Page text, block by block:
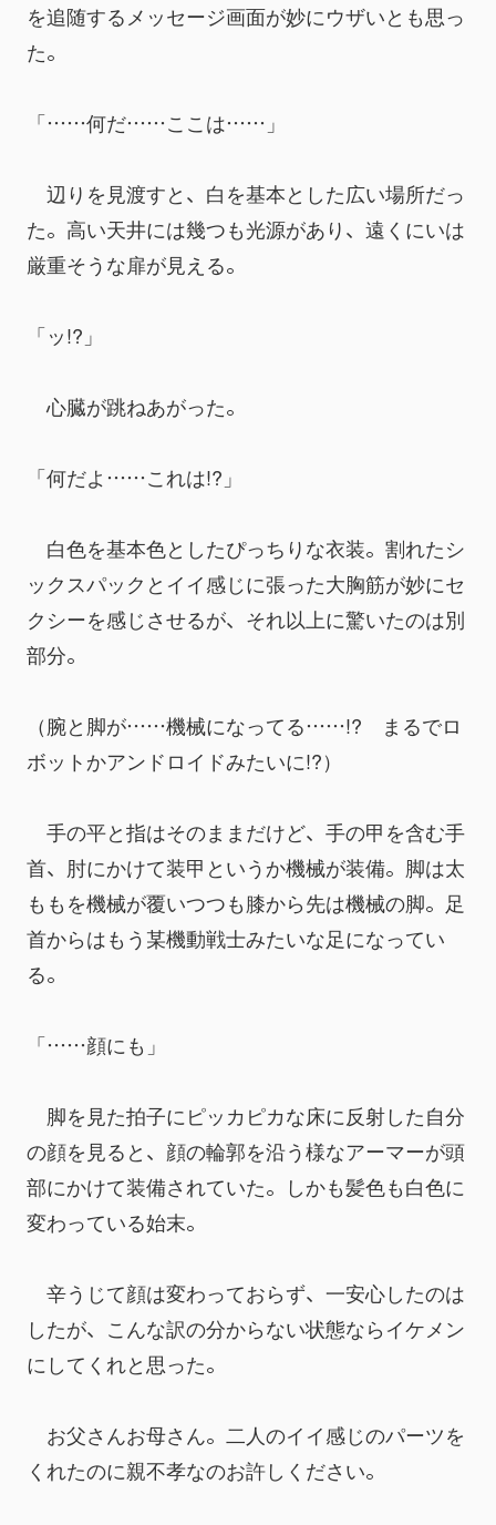
を追随するメッセージ画面が妙にウザいとも思っ
た。
「……何だ……ここは……」
辺りを見渡すと、白を基本とした広い場所だっ
た。高い天井には幾つも光源があり、遠くにいは
厳重そうな扉が見える。
「ッ!?」
心臓が跳ねあがった。
「何だよ……これは!?」
白色を基本色としたぴっちりな衣装。割れたシ
ックスパックとイイ感じに張った大胸筋が妙にセ
クシーを感じさせるが、それ以上に驚いたのは別
部分。
（腕と脚が……機械になってる……!?　まるでロ
ボットかアンドロイドみたいに!?）
手の平と指はそのままだけど、手の甲を含む手
首、肘にかけて装甲というか機械が装備。脚は太
ももを機械が覆いつつも膝から先は機械の脚。足
首からはもう某機動戦士みたいな足になってい
る。
「……顔にも」
脚を見た拍子にピッカピカな床に反射した自分
の顔を見ると、顔の輪郭を沿う様なアーマーが頭
部にかけて装備されていた。しかも髪色も白色に
変わっている始末。
辛うじて顔は変わっておらず、一安心したのは
したが、こんな訳の分からない状態ならイケメン
にしてくれと思った。
お父さんお母さん。二人のイイ感じのパーツを
くれたのに親不孝なのお許しください。